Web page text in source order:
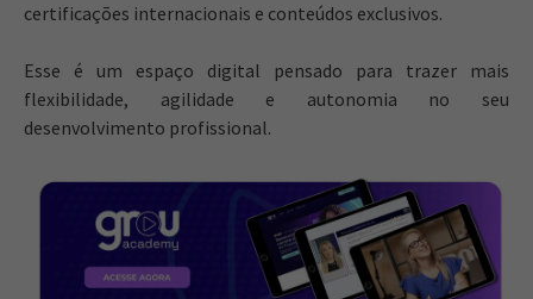
certificações internacionais e conteúdos exclusivos.
Esse é um espaço digital pensado para trazer mais
flexibilidade, agilidade e autonomia no seu
desenvolvimento profissional.